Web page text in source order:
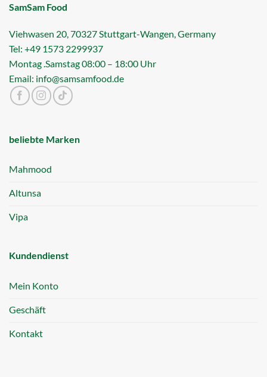
SamSam Food
Viehwasen 20, 70327 Stuttgart-Wangen, Germany
Tel: +49 1573 2299937
Montag .Samstag 08:00 – 18:00 Uhr
Email: info@samsamfood.de
beliebte Marken
Mahmood
Altunsa
Vipa
Kundendienst
Mein Konto
Geschäft
Kontakt